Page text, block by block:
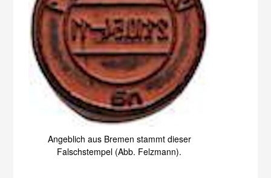
Angeblich aus Bremen stammt dieser
Falschstempel (Abb. Felzmann).